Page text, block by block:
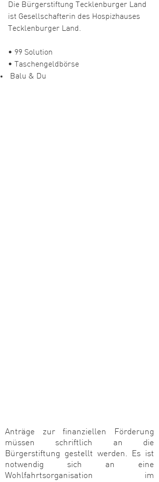
Die Bürgerstiftung Tecklenburger Land
ist Gesellschafterin des Hospizhauses
Tecklenburger Land.
• 99 Solution
• Taschengeldbörse
Balu & Du
Anträge zur finanziellen Förderung
müssen schriftlich an die
Bürgerstiftung gestellt werden. Es ist
notwendig sich an eine
Wohlfahrtsorganisation im